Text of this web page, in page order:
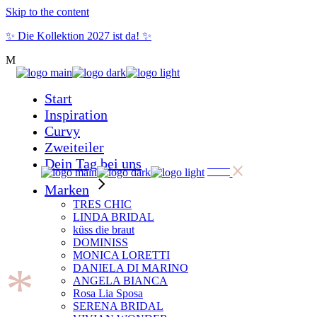
Skip to the content
✨ Die Kollektion 2027 ist da! ✨
Start
Inspiration
Curvy
Zweiteiler
Dein Tag bei uns
Marken
TRES CHIC
LINDA BRIDAL
küss die braut
DOMINISS
MONICA LORETTI
DANIELA DI MARINO
ANGELA BIANCA
Rosa Lia Sposa
SERENA BRIDAL
*